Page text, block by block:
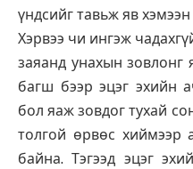
үндсийг тавьж яв
Хэрвээ чи ингэж
заяанд унахын
багш бээр эцэг эхийн
бол яаж зовдог тухай
толгой өрвөс хиймээр
байна. Тэгээд эцэг